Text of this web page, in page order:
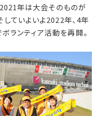
年は大会そのものが
していよいよ2022年、4年
ランティア活動を再開。